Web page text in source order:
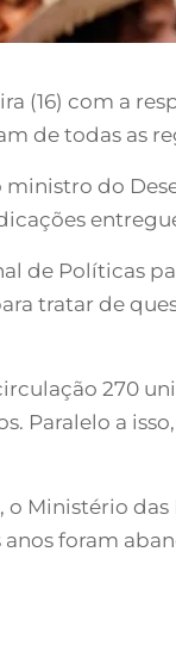
(16) com a
de todas as
ministro do
de Políticas
tratar de
270
Paralelo a
Ministério
foram